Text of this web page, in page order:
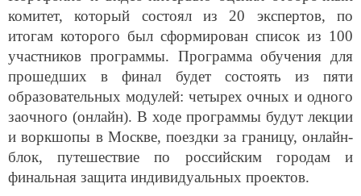
комитет, который состоял из 20 экспертов, по
итогам которого был сформирован список из 100
участников программы. Программа обучения для
прошедших в финал будет состоять из пяти
образовательных модулей: четырех очных и одного
заочного (онлайн). В ходе программы будут лекции
и воркшопы в Москве, поездки за границу, онлайн-
блок, путешествие по российским городам и
финальная защита индивидуальных проектов.